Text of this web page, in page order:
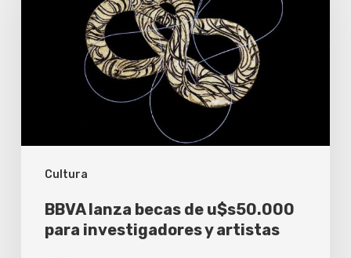
Cultura
investigadores
artistas
BBVA lanza becas de u$s50.000
para investigadores y artistas